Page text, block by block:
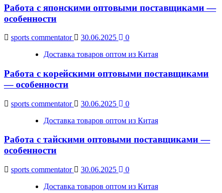
Работа с японскими оптовыми поставщиками —
особенности
sports commentator 30.06.2025
0
Доставка товаров оптом из Китая
Работа с корейскими оптовыми поставщиками
— особенности
sports commentator 30.06.2025
0
Доставка товаров оптом из Китая
Работа с тайскими оптовыми поставщиками —
особенности
sports commentator 30.06.2025
0
Доставка товаров оптом из Китая